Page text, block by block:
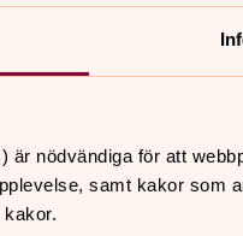
är nödvändiga för att
samt kakor som